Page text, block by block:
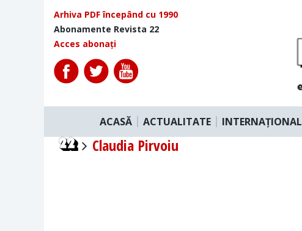
Arhiva PDF începând cu 1990
Abonamente Revista 22
Acces abonați
ACASĂ ACTUALITATE INTERNAȚIONAL
Claudia Pirvoiu